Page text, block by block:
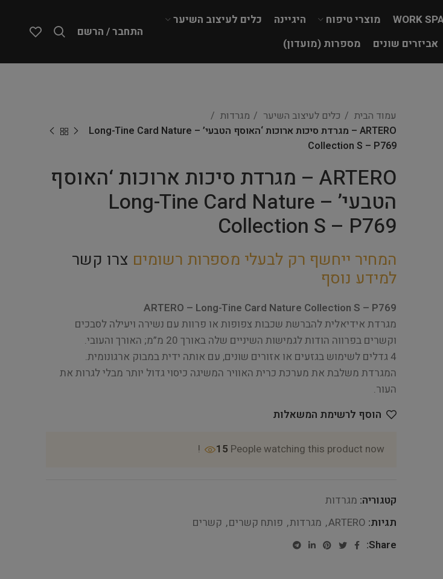
מוצרי טיפוח היגיינה
כלים לעיצוב השיער
אביזרים שונים מספרות (מועדון)
התחבר / הרשם
עמוד הבית כלים לעיצוב השיער
מגרדות
ARTERO – מגרדת סיכות ארוכות ‘האוסף הטבעי’ – Long-Tine Card Nature
Collection S – P769
ARTERO – מגרדת סיכות ארוכות ‘האוסף
הטבעי’ – Long-Tine Card Nature
Collection S – P769
המחיר ייחשף רק לבעלי מספרות רשומים צרו קשר
למידע נוסף
ARTERO – Long-Tine Card Nature Collection S – P769
מגרדת אידיאלית להברשת שכבות צפופות או פרוות עם נשירה ויעילה לסבכים
וקשרים בפרווה הודות לגמישות השיניים שלה באורך 20 מ”מ; האורך והעובי.
4 גדלים לשימוש בגזעים או אזורים שונים, עם אותה ידית במבוק ארגונומית.
המגרדת משלבת את מערכת כרית האוויר המשיגה כיסוי גדול יותר מבלי לגרות את
העור.
הוסף לרשימת המשאלות
15 People watching this product now!
קטגוריה: מגרדות
תגיות: ARTERO
, מגרדות, פותח קשרים, קשרים
Share: